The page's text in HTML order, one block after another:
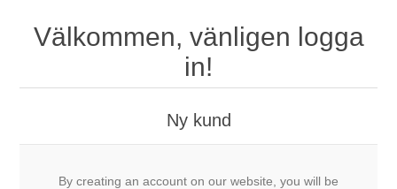
Välkommen, vänligen logga
in!
Ny kund
By creating an account on our website, you will be